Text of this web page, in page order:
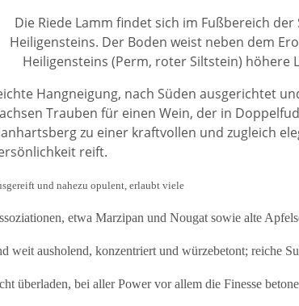
Die Riede Lamm findet sich im Fußbereich der
Heiligensteins. Der Boden weist neben dem
Heiligensteins (Perm, roter Siltstein) höhere
Hangneigung, nach Süden ausgerichtet
Trauben für einen Wein, der in
zu einer kraftvollen und zugleich
reift.
und nahezu opulent, erlaubt viele
etwa Marzipan und Nougat sowie alte
weit ausholend, konzentriert und würzebetont; reiche
überladen, bei aller Power vor allem die Finesse